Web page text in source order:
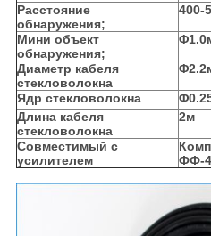
Расстояние
обнаружения;
400-
Мини объект
обнаружения;
Диаметр кабеля
стекловолокна
Ядр стекловолокна
Длина кабеля
стекловолокна
2м
Совместимый с
усилителем
ФФ-